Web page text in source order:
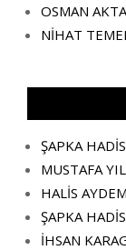
OSMAN
NİHAT
ŞAPKA
MUSTAFA
HALİS
ŞAPKA
İHSAN